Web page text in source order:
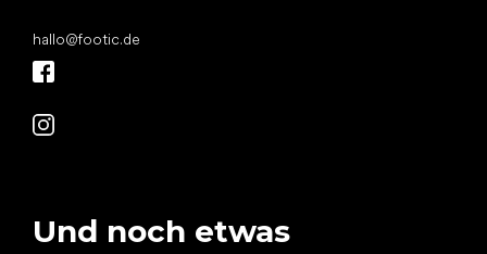
hallo@footic.de
Und noch etwas